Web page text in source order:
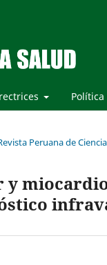
Peruana de
y